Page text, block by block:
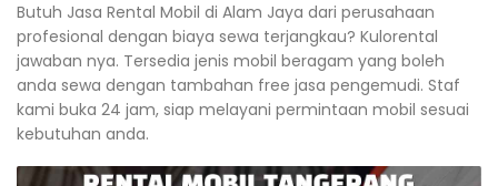
Butuh Jasa Rental Mobil di Alam Jaya dari perusahaan
profesional dengan biaya sewa terjangkau? Kulorental
jawaban nya. Tersedia jenis mobil beragam yang boleh
anda sewa dengan tambahan free jasa pengemudi. Staf
kami buka 24 jam, siap melayani permintaan mobil sesuai
kebutuhan anda.